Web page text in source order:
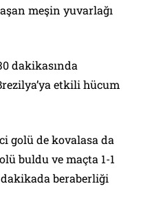
meşin yuvarlağı
dakikasında
etkili hücum
golü de kovalasa da
buldu ve maçta 1-1
beraberliği